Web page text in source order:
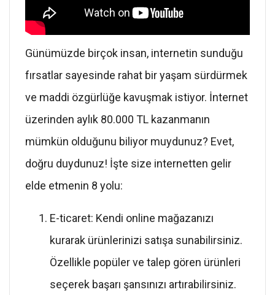
Günümüzde birçok insan, internetin sunduğu
fırsatlar sayesinde rahat bir yaşam sürdürmek
ve maddi özgürlüğe kavuşmak istiyor. İnternet
üzerinden aylık 80.000 TL kazanmanın
mümkün olduğunu biliyor muydunuz? Evet,
doğru duydunuz! İşte size internetten gelir
elde etmenin 8 yolu:
E-ticaret: Kendi online mağazanızı
kurarak ürünlerinizi satışa sunabilirsiniz.
Özellikle popüler ve talep gören ürünleri
seçerek başarı şansınızı artırabilirsiniz.